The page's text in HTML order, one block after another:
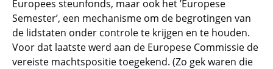
Europees steunfonds, maar ook het ’Europese
Semester’, een mechanisme om de begrotingen van
de lidstaten onder controle te krijgen en te houden.
Voor dat laatste werd aan de Europese Commissie de
vereiste machtspositie toegekend. (Zo gek waren die